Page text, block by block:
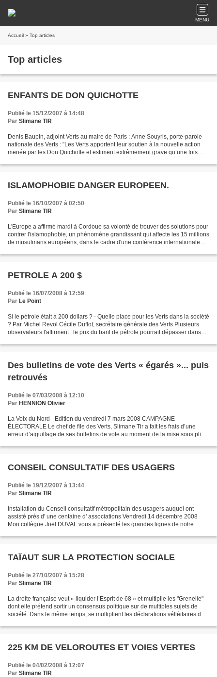
MENU
Accueil » Top articles
Top articles
ENFANTS DE DON QUICHOTTE
Publié le 15/12/2007 à 14:48
Par Slimane TIR
Denis Baupin, adjoint Verts au maire de Paris : Anne Souyris, porte-parole
nationale des Verts : "Les Verts apportent leur soutien à la nouvelle action
menée par les Don Quichotte et estiment extrêmement grave qu’une fois
ISLAMOPHOBIE DANGER EUROPEEN.
Publié le 16/10/2007 à 02:50
Par Slimane TIR
L'Europe a affirmé mardi à Cordoue sa volonté de trouver des solutions pour
contrer l'islamophobie, un phénomène grandissant qui affecte les 15 millions
de musulmans européens, dans le cadre d'une conférence internationale
PETROLE A 200 $
Publié le 16/07/2008 à 12:59
Par Le Point
Si le pétrole était à 200 dollars ? - Quelle place pour les Verts dans la société
? Par Michel Revol Cécile Duflot, secrétaire générale des Verts Plusieurs
observateurs l'affirment : le prix du baril de pétrole pourrait dépasser dans
Des bulletins de vote des Verts « égarés »... puis
retrouvés
Publié le 07/03/2008 à 12:10
Par HENNION Olivier
La Voix du Nord - Edition du vendredi 7 mars 2008 CAMPAGNE
ÉLECTORALE Le chef de file des Verts, Slimane Tir a fait les frais d’une
erreur d’aiguillage de ses bulletins de vote au moment de la mise sous pli
CONSEIL CONSULTATIF DES USAGERS
Publié le 19/12/2007 à 13:44
Par Slimane TIR
Installation du Conseil consultatif métropolitain des usagers auquel ont
assisté près d' une centaine d' associations Vendredi 14 décembre 2008
Mon collègue Joël DUVAL vous a présenté les grandes lignes de notre
TAÏAUT SUR LA PROTECTION SOCIALE
Publié le 27/10/2007 à 15:28
Par Slimane TIR
La droite française veut « liquider l’Esprit de 68 » et multiplie les "Grenelle"
dont elle prétend sortir un consensus politique sur de multiples sujets de
société. Dans le même temps, se multiplient les déclarations vélléitaires du
225 KM DE VELOROUTES ET VOIES VERTES
Publié le 04/02/2008 à 12:07
Par Slimane TIR